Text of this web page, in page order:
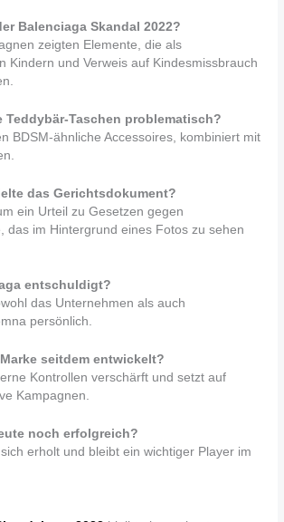
Balenciaga Skandal 2022?
zeigten Elemente, die als
Kindern und Verweis auf Kindesmissbrauch
Teddybär-Taschen problematisch?
BDSM-ähnliche Accessoires, kombiniert mit
das Gerichtsdokument?
ein Urteil zu Gesetzen gegen
das im Hintergrund eines Fotos zu sehen
entschuldigt?
das Unternehmen als auch
persönlich.
seitdem entwickelt?
Kontrollen verschärft und setzt auf
Kampagnen.
noch erfolgreich?
erholt und bleibt ein wichtiger Player im